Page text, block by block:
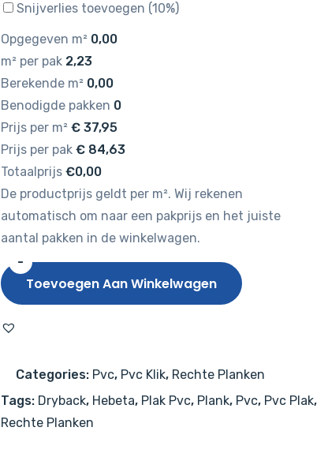
Snijverlies toevoegen (10%)
Opgegeven m² 0,00
m² per pak 2,23
Berekende m² 0,00
Benodigde pakken 0
Prijs per m² €37,95
Prijs per pak €84,63
Totaalprijs €0,00
De productprijs geldt per m². Wij rekenen
automatisch om naar een pakprijs en het juiste
aantal pakken in de winkelwagen.
-
Hebeta
Chablis
Plank
aantal
Toevoegen Aan Winkelwagen
Categories: Pvc, Pvc Klik, Rechte Planken
Tags: Dryback, Hebeta, Plak Pvc, Plank, Pvc, Pvc Plak,
Rechte Planken